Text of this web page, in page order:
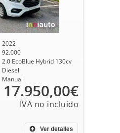
2022
92.000
2.0 EcoBlue Hybrid 130cv
Diesel
Manual
Ver detalles
17.950,00€